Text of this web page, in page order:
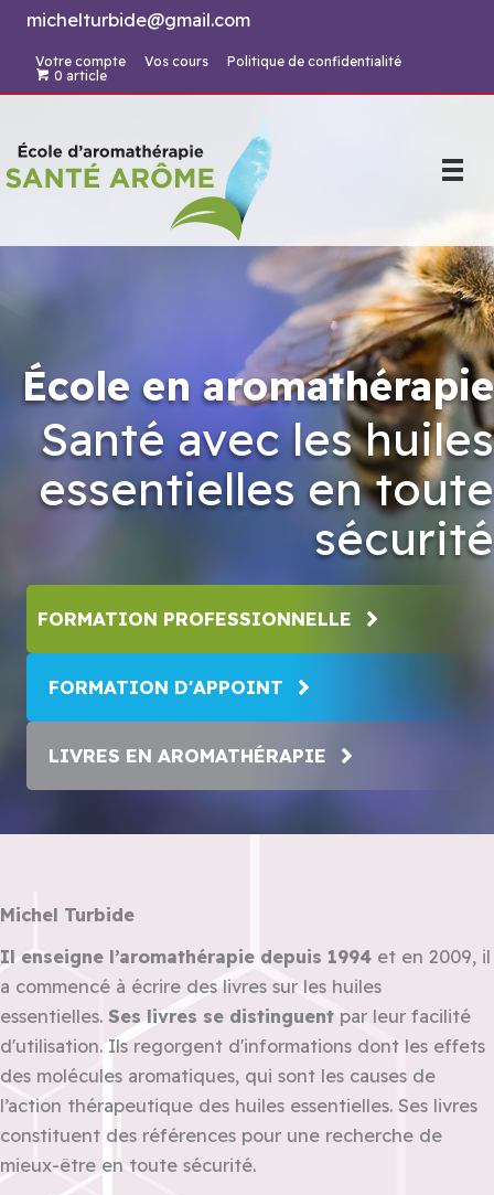
Aller
contenu
michelturbide@gmail.com
Votre compte Vos cours
Politique de confidentialité
0 article
École en aromathérapie
Santé avec les huiles
essentielles en toute
sécurité
FORMATION PROFESSIONNELLE
FORMATION D'APPOINT
LIVRES EN AROMATHÉRAPIE
Michel Turbide
Il enseigne l’aromathérapie depuis 1994 et en 2009, il
a commencé à écrire des livres sur les huiles
essentielles. Ses livres se distinguent par leur facilité
d'utilisation. Ils regorgent d'informations dont les effets
des molécules aromatiques, qui sont les causes de
l’action thérapeutique des huiles essentielles. Ses livres
constituent des références pour une recherche de
mieux-être en toute sécurité.